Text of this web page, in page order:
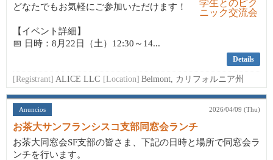
どなたでもお気軽にご参加いただけます！
【イベント詳細】
📅 日時：8月22日（土）12:30～14...
Details
[Registrant] ALICE LLC [Location] Belmont, カリフォルニア州
Anuncios 2026/04/09 (Thu)
お茶大サンフランシスコ支部同窓会ランチ
お茶大同窓会SF支部の皆さま、下記の日時と場所で同窓会ラ
ンチを行います。